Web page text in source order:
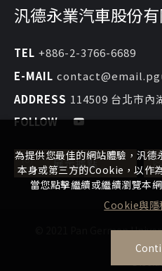
汎德永業汽車股份
TEL +886-2-3766-6689
E-MAIL
ADDRESS 114509 台北市內
FOLLOW
展示據點
© 2021 Pan German
為提供您最佳的網站體驗，汎
本身或第三方的Cookie，以作
當您點擊繼續或繼續瀏覽本
Cookie與隱